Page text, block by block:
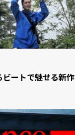
ビートで魅せる新